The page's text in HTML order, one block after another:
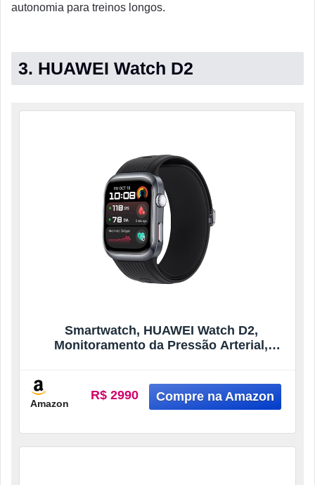
autonomia para treinos longos.
3. HUAWEI Watch D2
Smartwatch, HUAWEI Watch D2,
Monitoramento da Pressão Arterial,
e Android, Sistema GPS integrado, Preto
Amazon
R$ 2990